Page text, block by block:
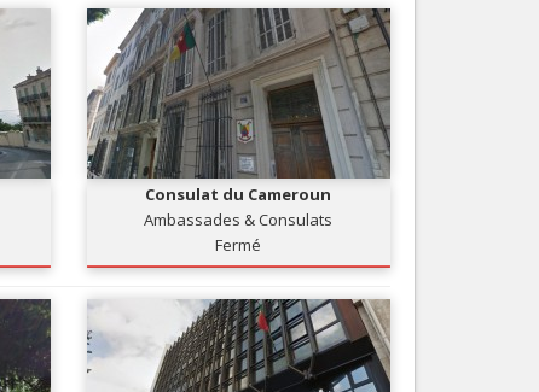
Consulat du Cameroun
Ambassades & Consulats
Fermé